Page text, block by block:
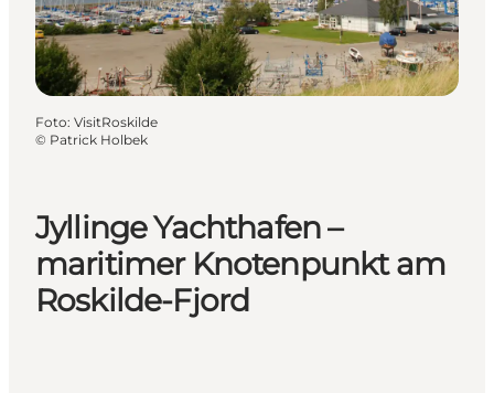
Jyllinge Yachthafen –
maritimer Knotenpunkt am
Roskilde-Fjord
Foto: VisitRoskilde
© Patrick Holbek